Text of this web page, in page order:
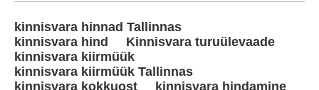
kinnisvara hinnad Tallinnas
kinnisvara hind
Kinnisvara turuülevaade
kinnisvara kiirmüük
kinnisvara kiirmüük Tallinnas
kinnisvara kokkuost
kinnisvara hindamine